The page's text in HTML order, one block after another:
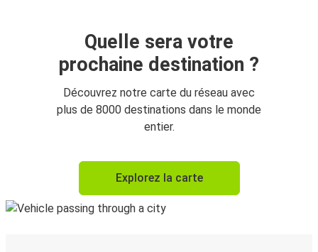
Quelle sera votre
prochaine destination ?
Découvrez notre carte du réseau avec
plus de 8000 destinations dans le monde
entier.
Explorez la carte